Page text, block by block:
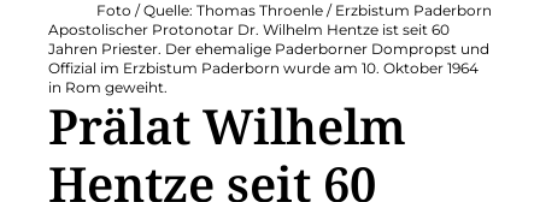
Apostolischer Protonotar Dr. Wilhelm Hentze ist seit 60
Jahren Priester. Der ehemalige Paderborner Dompropst und
Offizial im Erzbistum Paderborn wurde am 10. Oktober 1964
in Rom geweiht.
Foto / Quelle: Thomas Throenle / Erzbistum Paderborn
Prälat Wilhelm
Hentze seit 60